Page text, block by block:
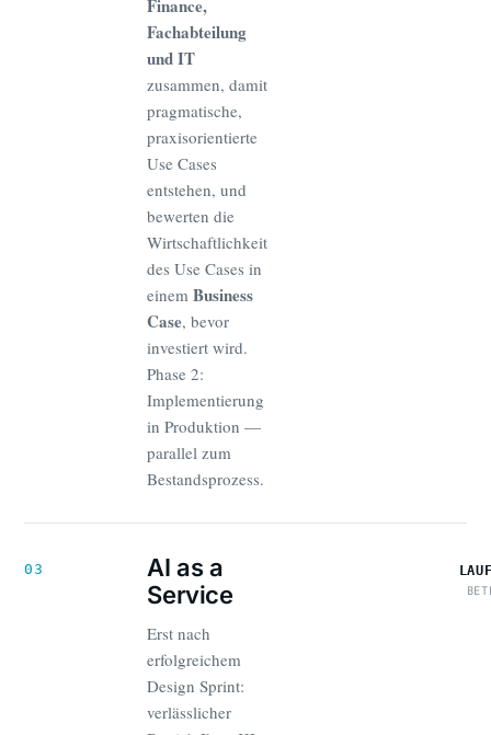
Finance,
Fachabteilung
und IT
zusammen, damit
pragmatische,
praxisorientierte
Use Cases
entstehen, und
bewerten die
Wirtschaftlichkeit
des Use Cases in
einemBusiness
Case, bevor
investiert wird.
Phase 2:
Implementierung
in Produktion —
parallel zum
Bestandsprozess.
03
AI as a
Service
Erst nach
erfolgreichem
Design Sprint:
verlässlicher